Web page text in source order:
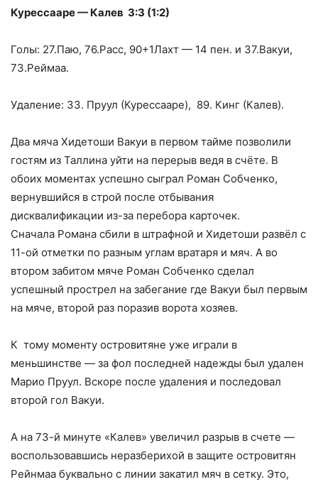
Курессааре — Калев 3:3 (1:2)
Голы: 27.Паю, 76.Расс, 90+1Лахт — 14 пен. и 37.Вакуи,
73.Реймаа.
Удаление: 33. Пруул (Курессааре), 89. Кинг (Калев).
Два мяча Хидетоши Вакуи в первом тайме позволили
гостям из Таллина уйти на перерыв ведя в счёте. В
обоих моментах успешно сыграл Роман Собченко,
вернувшийся в строй после отбывания
дисквалификации из-за перебора карточек.
Сначала Романа сбили в штрафной и Хидетоши развёл с
11-ой отметки по разным углам вратаря и мяч. А во
втором забитом мяче Роман Собченко сделал
успешный прострел на забегание где Вакуи был первым
на мяче, второй раз поразив ворота хозяев.
К тому моменту островитяне уже играли в
меньшинстве — за фол последней надежды был удален
Марио Пруул. Вскоре после удаления и последовал
второй гол Вакуи.
А на 73-й минуте «Калев» увеличил разрыв в счете —
воспользовавшись неразберихой в защите островитян
Рейнмаа буквально с линии закатил мяч в сетку. Это,